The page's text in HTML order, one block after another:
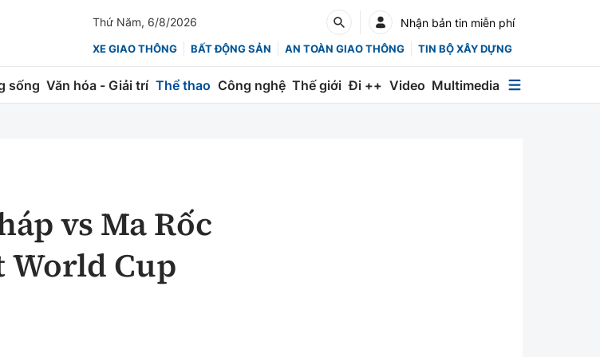
Thứ Năm, 6/8/2026 Nhận bản tin miễn phí
XE GIAO THÔNG BẤT ĐỘNG SẢN AN TOÀN GIAO THÔNG TIN BỘ XÂY DỰNG
sống Văn hóa - Giải trí Thể thao Công nghệ Thế giới Đi ++ Video Multimedia
sắt
Chứng khoán
Bảo hiểm
vs Ma Rốc
World Cup